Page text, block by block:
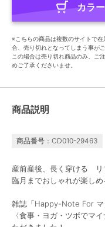
カラ
※こちらの商品は複数のサイトで
合、売り切れとなってしまう事がご
この場合は売り切れ商品のみ、ご
めご了承くださいませ。
商品説明
商品番号：CD010-29463
産前産後、長く穿ける リ
臨月までおしゃれが楽し
雑誌「Happy-Note For
〈食事・ヨガ・ツボでマ